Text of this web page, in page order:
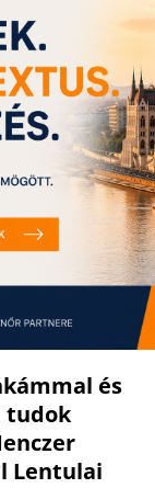
és
tudok
Lentulai